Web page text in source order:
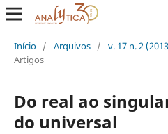
Início / Arquivos / v. 17 n. 2
Artigos
Do real ao
do universal